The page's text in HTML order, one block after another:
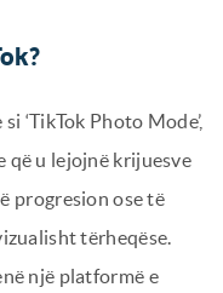
‘TikTok Photo Mode’,
që u lejojnë krijuesve
progresion ose të
tërheqëse.
një platformë e